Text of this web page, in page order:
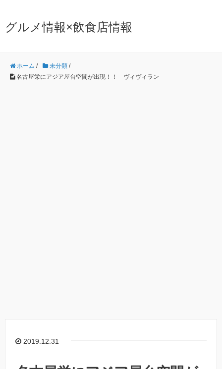
グルメ情報×飲食店情報
ホーム / 未分類 /
名古屋栄にアジア屋台空間が出現！！ ヴィヴィラン
2019.12.31